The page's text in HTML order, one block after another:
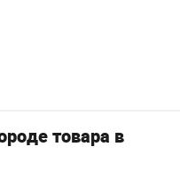
товара в